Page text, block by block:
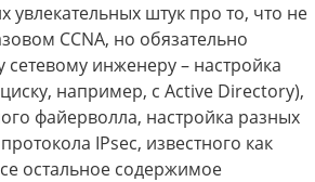
увлекательных штук про то, что не
CCNA, но обязательно
сетевому инженеру – настройка
например, с Active Directory),
файерволла, настройка разных
IPsec, известного как
остальное содержимое